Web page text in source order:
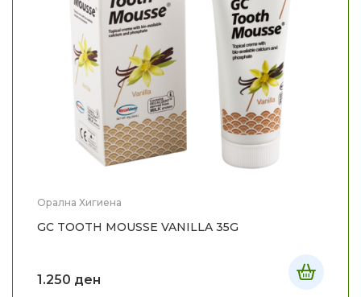
Орална Хигиена
GC TOOTH MOUSSE VANILLA 35G
1.250 ден